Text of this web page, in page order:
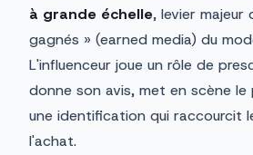
à grande échelle, levier majeur
gagnés » (earned media) du
L'influenceur joue un rôle de
donne son avis, met en scène
une identification qui raccourcit
l'achat.